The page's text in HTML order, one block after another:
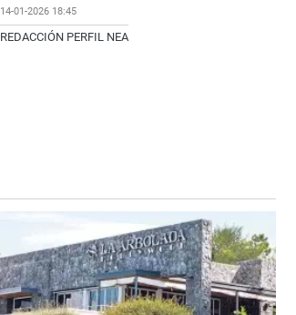
14-01-2026 18:45
REDACCIÓN PERFIL NEA